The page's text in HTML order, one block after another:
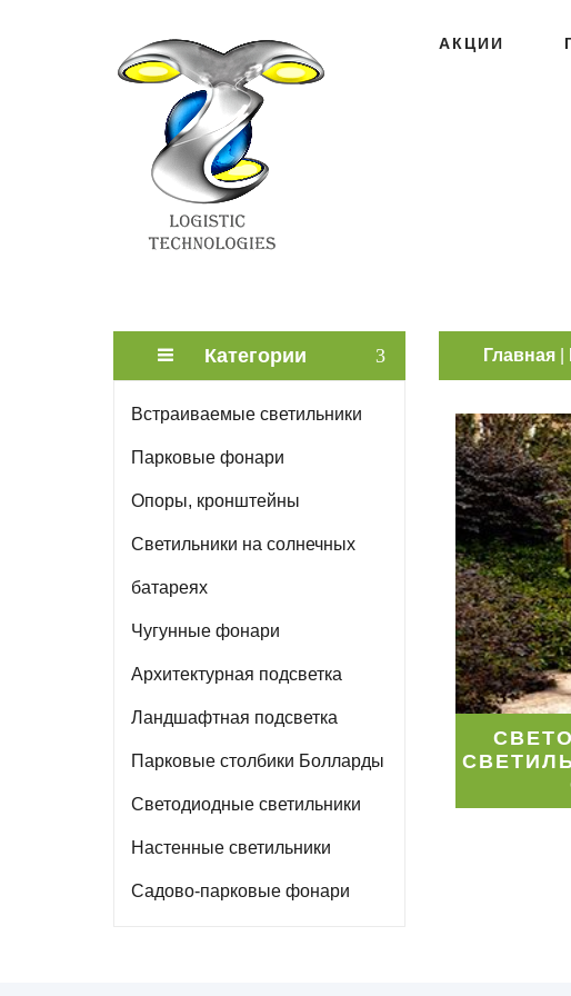
АКЦИИ
Категории
Встраиваемые светильники
Парковые фонари
Опоры, кронштейны
Светильники на солнечных
батареях
Чугунные фонари
Архитектурная подсветка
Ландшафтная подсветка
Парковые столбики Болларды
Светодиодные светильники
Настенные светильники
Садово-парковые фонари
Главная|